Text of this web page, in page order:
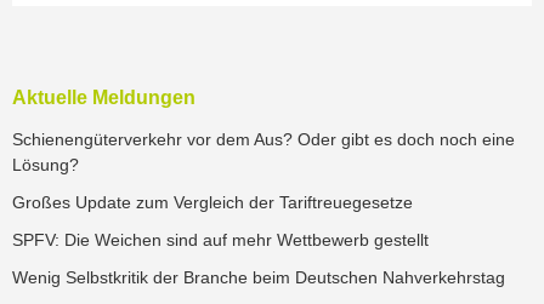
Aktuelle Meldungen
Schienengüterverkehr vor dem Aus? Oder gibt es doch noch eine
Lösung?
Großes Update zum Vergleich der Tariftreuegesetze
SPFV: Die Weichen sind auf mehr Wettbewerb gestellt
Wenig Selbstkritik der Branche beim Deutschen Nahverkehrstag